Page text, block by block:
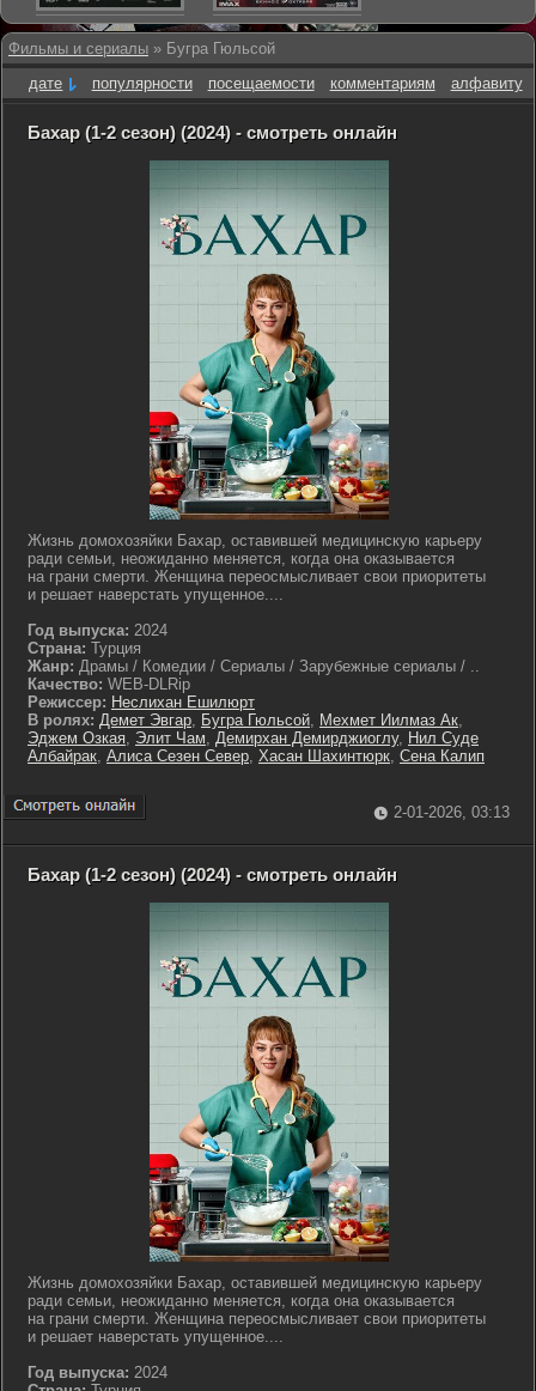
Фильмы и сериалы » Бугра Гюльсой
дате
популярности посещаемости комментариям алфавиту
Бахар (1-2 сезон) (2024) - смотреть онлайн
Жизнь домохозяйки Бахар, оставившей медицинскую карьеру
ради семьи, неожиданно меняется, когда она оказывается
на грани смерти. Женщина переосмысливает свои приоритеты
и решает наверстать упущенное....
Год выпуска: 2024
Страна: Турция
Жанр: Драмы / Комедии / Сериалы / Зарубежные сериалы / ..
Качество: WEB-DLRip
Режиссер: Неслихан Ешилюрт
В ролях: Демет Эвгар, Бугра Гюльсой, Мехмет Иилмаз Ак,
Эджем Озкая, Элит Чам, Демирхан Демирджиоглу, Нил Суде
Албайрак, Алиса Сезен Север, Хасан Шахинтюрк, Сена Калип
2-01-2026, 03:13
Бахар (1-2 сезон) (2024) - смотреть онлайн
Жизнь домохозяйки Бахар, оставившей медицинскую карьеру
ради семьи, неожиданно меняется, когда она оказывается
на грани смерти. Женщина переосмысливает свои приоритеты
и решает наверстать упущенное....
Год выпуска: 2024